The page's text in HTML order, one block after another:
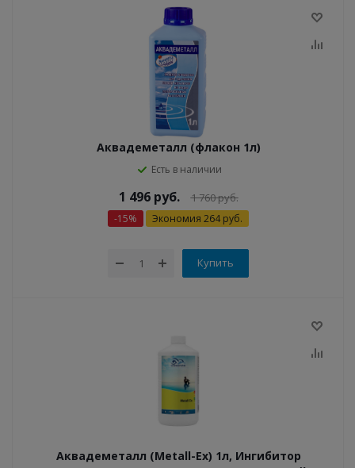
Аквадеметалл (флакон 1л)
Есть в наличии
1 496руб. 1 760руб.
-15% Экономия 264 руб.
Купить
Аквадеметалл (Metall-Ex) 1л, Ингибитор